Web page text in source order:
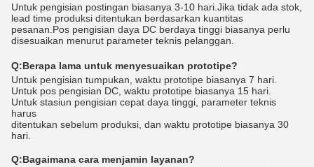
Untuk pengisian postingan biasanya 3-10 hari.Jika tidak ada stok,
lead time produksi ditentukan berdasarkan kuantitas
pesanan.Pos pengisian daya DC berdaya tinggi biasanya perlu
disesuaikan menurut parameter teknis pelanggan.
Q:Berapa lama untuk menyesuaikan prototipe?
Untuk pengisian tumpukan, waktu prototipe biasanya 7 hari.
Untuk pos pengisian DC, waktu prototipe biasanya 15 hari.
Untuk stasiun pengisian cepat daya tinggi, parameter teknis
harus
ditentukan sebelum produksi, dan waktu prototipe biasanya 30
hari.
Q:Bagaimana cara menjamin layanan?